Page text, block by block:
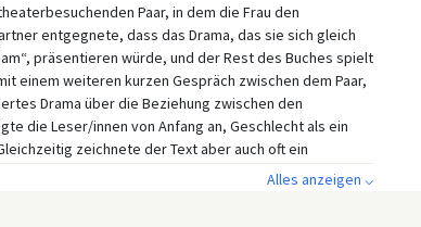
Paar, in dem die Frau den
entgegnete, dass das Drama, das sie sich gleich
präsentieren würde, und der Rest des Buches spielt
einem weiteren kurzen Gespräch zwischen dem Paar,
Drama über die Beziehung zwischen den
die Leser/innen von Anfang an, Geschlecht als ein
zeichnete der Text aber auch oft ein
zwischen Männern und Frauen standen im
den beiden implizierten, eine Teilung, die in der
Alles anzeigen ⌵